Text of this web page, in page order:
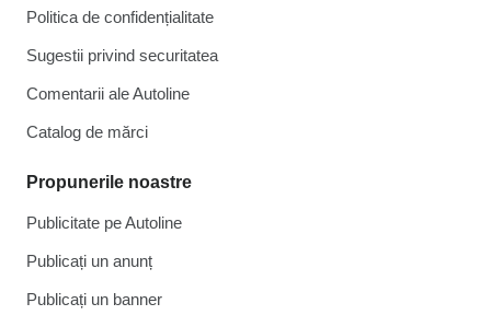
Politica de confidențialitate
Sugestii privind securitatea
Comentarii ale Autoline
Catalog de mărcі
Propunerile noastre
Publicitate pe Autoline
Publicați un anunț
Publicați un banner